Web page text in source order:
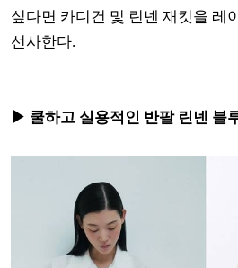
싶다면 카디건 및 린넨 재킷을 레
선사한다.
▶ 쿨하고 실용적인 반팔 린넨 블